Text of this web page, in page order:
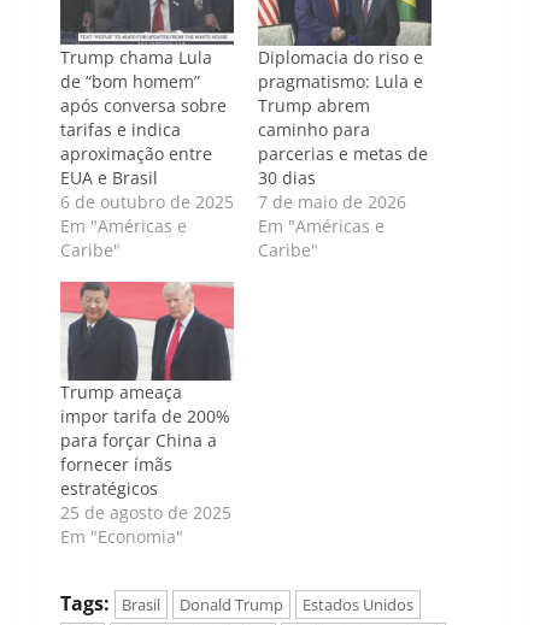
Trump chama Lula
de “bom homem”
após conversa sobre
tarifas e indica
aproximação entre
EUA e Brasil
6 de outubro de 2025
Em "Américas e
Caribe"
Diplomacia do riso e
pragmatismo: Lula e
Trump abrem
caminho para
parcerias e metas de
30 dias
7 de maio de 2026
Em "Américas e
Caribe"
Trump ameaça
impor tarifa de 200%
para forçar China a
fornecer ímãs
estratégicos
25 de agosto de 2025
Em "Economia"
Tags: Brasil Donald Trump
Estados Unidos